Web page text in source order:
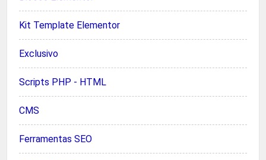
Kit Template Elementor
Exclusivo
Scripts PHP - HTML
CMS
Ferramentas SEO